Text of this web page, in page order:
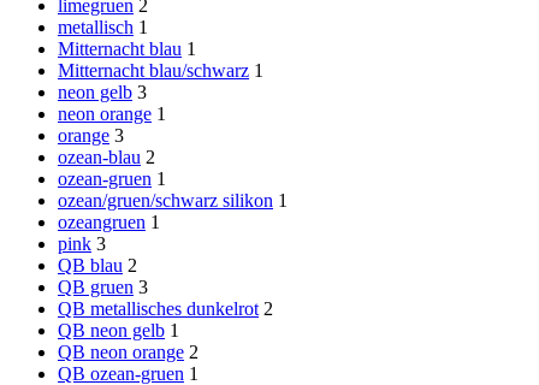
limegruen 2
metallisch 1
Mitternacht blau 1
Mitternacht blau/schwarz 1
neon gelb 3
neon orange 1
orange 3
ozean-blau 2
ozean-gruen 1
ozean/gruen/schwarz silikon 1
ozeangruen 1
pink 3
QB blau 2
QB gruen 3
QB metallisches dunkelrot 2
QB neon gelb 1
QB neon orange 2
QB ozean-gruen 1